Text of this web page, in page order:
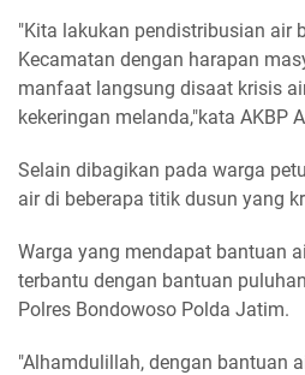
"Kita lakukan pendistribusian air
Kecamatan dengan harapan
manfaat langsung disaat krisis
kekeringan melanda,"kata AKBP
Selain dibagikan pada warga
air di beberapa titik dusun yang
Warga yang mendapat bantuan
terbantu dengan bantuan
Polres Bondowoso Polda Jatim.
"Alhamdulillah, dengan bantuan